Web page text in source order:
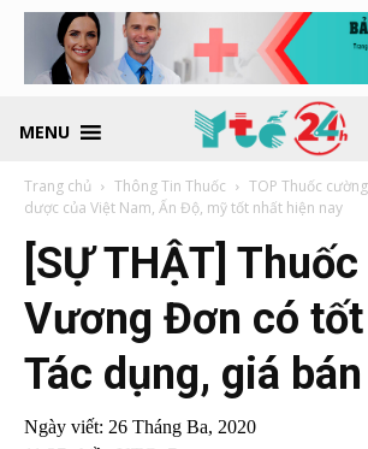
MENU
Trang chủ Thông Tin Thuốc
TOP Thuốc
dược của Việt Nam, Ấn Độ, mỹ tốt nhất hiện nay
[SỰ THẬT]
Vương Đơn có
Tác dụng, giá bán
Ngày viết: 26 Tháng Ba, 2020